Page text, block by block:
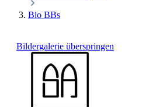
Bio BBs
Bildergalerie überspringen